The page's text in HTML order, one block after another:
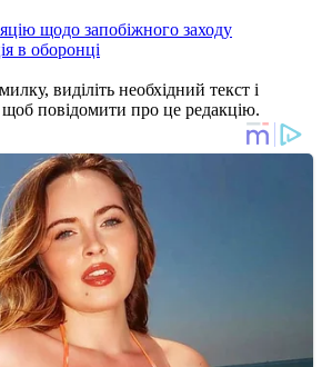
щодо запобіжного заходу
в оборонці
виділіть необхідний текст і
повідомити про це редакцію.